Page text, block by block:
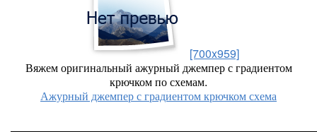
[700x959]
Вяжем оригинальный ажурный джемпер с градиентом
крючком по схемам.
Ажурный джемпер с градиентом крючком схема